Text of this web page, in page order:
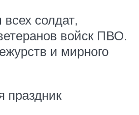
солдат,
войск ПВО.
и мирного
праздник